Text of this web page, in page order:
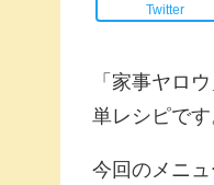
Twitter
「家事ヤロ
単レシピです
今回のメニュ